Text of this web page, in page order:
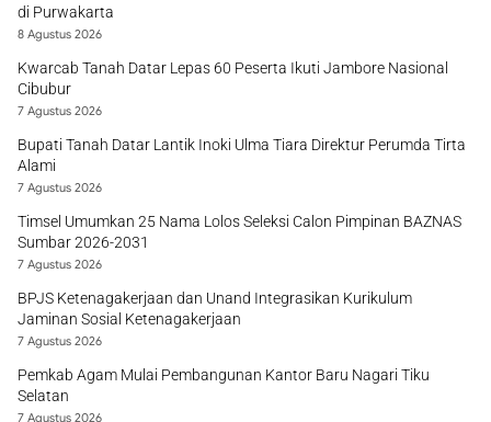
di Purwakarta
8 Agustus 2026
Kwarcab Tanah Datar Lepas 60 Peserta Ikuti Jambore Nasional
Cibubur
7 Agustus 2026
Bupati Tanah Datar Lantik Inoki Ulma Tiara Direktur Perumda Tirta
Alami
7 Agustus 2026
Timsel Umumkan 25 Nama Lolos Seleksi Calon Pimpinan BAZNAS
Sumbar 2026-2031
7 Agustus 2026
BPJS Ketenagakerjaan dan Unand Integrasikan Kurikulum
Jaminan Sosial Ketenagakerjaan
7 Agustus 2026
Pemkab Agam Mulai Pembangunan Kantor Baru Nagari Tiku
Selatan
7 Agustus 2026